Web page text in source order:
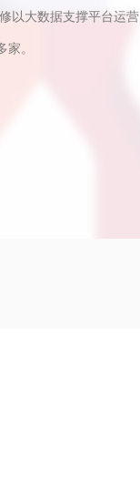
以大数据支撑平台运
。